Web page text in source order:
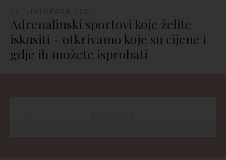
Adrenalinski sportovi koje želite
iskusiti - otkrivamo koje su cijene i
gdje ih možete isprobati